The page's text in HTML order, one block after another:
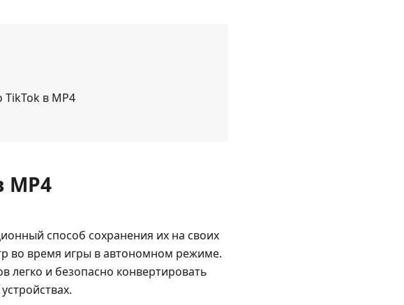
в MP4
MP4
способ сохранения их на своих
во время игры в автономном режиме.
легко и безопасно конвертировать